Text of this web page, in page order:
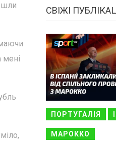
мені
СВІЖІ
ПОРТУГАЛІЯ
МАРОККО